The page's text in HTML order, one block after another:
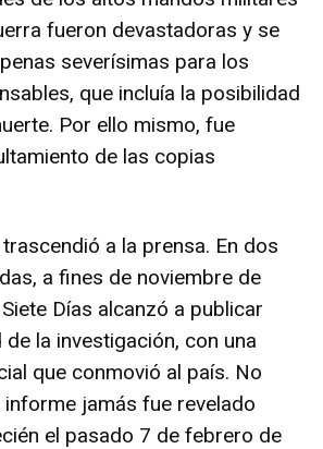
fueron devastadoras y se
severísimas para los
que incluía la posibilidad
Por ello mismo, fue
de las copias
a la prensa. En dos
a fines de noviembre de
Días alcanzó a publicar
la investigación, con una
que conmovió al país. No
informe jamás fue revelado
el pasado 7 de febrero de